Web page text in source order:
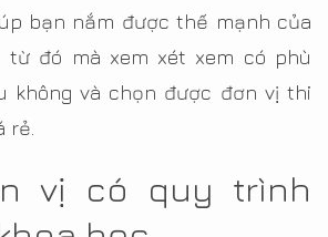
bạn nắm được thế mạnh của
từ đó mà xem xét xem có phù
không và chọn được đơn vị thi
rẻ.
vị có quy trình